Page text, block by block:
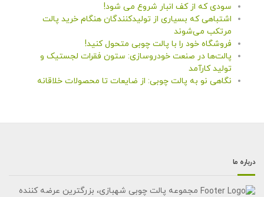
سودی که از کف انبار شروع می شود!
اشتباهی که بسیاری از تولیدکنندگان هنگام خرید پالت
مرتکب می‌شوند
فروشگاه خود را با پالت چوبی متحول کنید!
پالت‌ها در صنعت خودروسازی: ستون فقرات لجستیک و
تولید کارآمد
نگاهی نو به پالت چوبی: از ضایعات تا محصولات خلاقانه
درباره ما
مجموعه پالت چوبی شهبازی، بزرگترین عرضه کننده